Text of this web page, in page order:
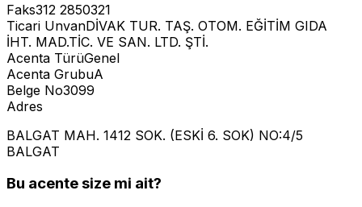
Faks312 2850321
Ticari UnvanDİVAK TUR. TAŞ. OTOM. EĞİTİM GIDA
İHT. MAD.TİC. VE SAN. LTD. ŞTİ.
Acenta TürüGenel
Acenta GrubuA
Belge No3099
Adres
BALGAT MAH. 1412 SOK. (ESKİ 6. SOK) NO:4/5
BALGAT
Bu acente size mi ait?